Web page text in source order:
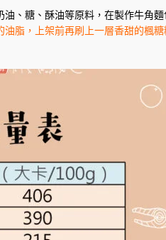
、糖、酥油等原料，在製作牛角
脂，上架前再刷上一層香甜的楓